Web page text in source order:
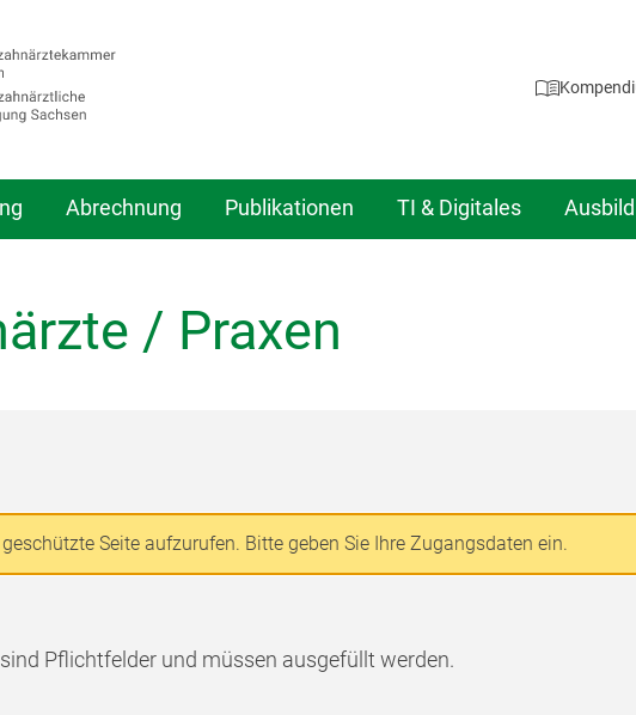
Abrechnung Publikationen TI & Digitales
/ Praxen
Seite aufzurufen. Bitte geben Sie Ihre Zugangsdaten ein.
Pflichtfelder und müssen ausgefüllt werden.